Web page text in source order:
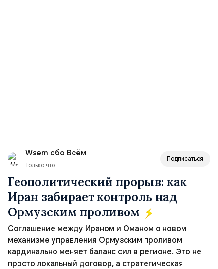
Wsem обо Всём
Только что
Подписаться
Геополитический прорыв: как
Иран забирает контроль над
Ормузским проливом
Соглашение между Ираном и Оманом о новом
механизме управления Ормузским проливом
кардинально меняет баланс сил в регионе. Это не
просто локальный договор, а стратегическая